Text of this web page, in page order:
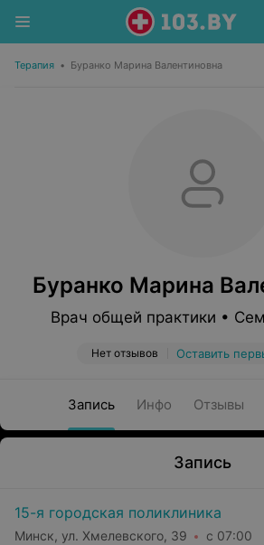
Терапия • Буранко Марина Валентиновна
Буранко Марина
Врач общей практики •
Нет отзывов Оставить
Запись Инфо Отзывы
Запись
15-я городская поликлиника
Минск, ул. Хмелевского, 39 с 07:00